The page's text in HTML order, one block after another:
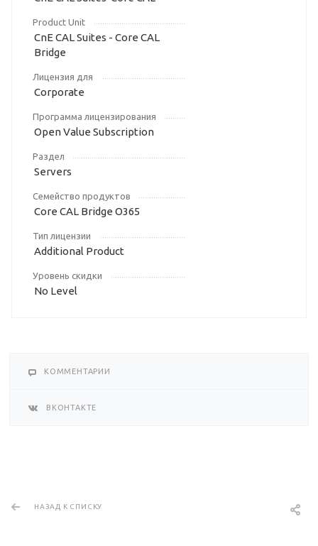
Product Unit
CnE CAL Suites - Core CAL
Bridge
Лицензия для
Corporate
Программа лицензирования
Open Value Subscription
Раздел
Servers
Семейство продуктов
Core CAL Bridge O365
Тип лицензии
Additional Product
Уровень скидки
No Level
КОММЕНТАРИИ
ВКОНТАКТЕ
НАЗАД К СПИСКУ